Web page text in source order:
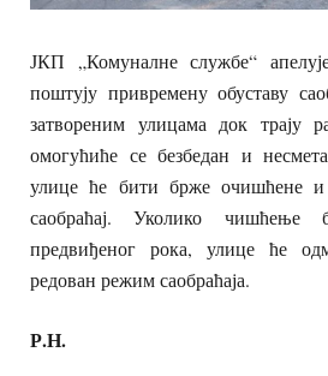
ЈКП „Комуналне службе“
поштују привремену обуставу
затвореним улицама док трају
омогућиће се безбедан и
улице ће бити брже очишћене и
саобраћај. Уколико чишћење
предвиђеног рока, улице ће
редован режим саобраћаја.
Р.Н.